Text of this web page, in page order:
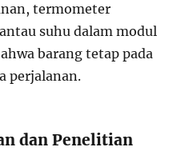
termometer
suhu dalam modul
barang tetap pada
perjalanan.
dan Penelitian